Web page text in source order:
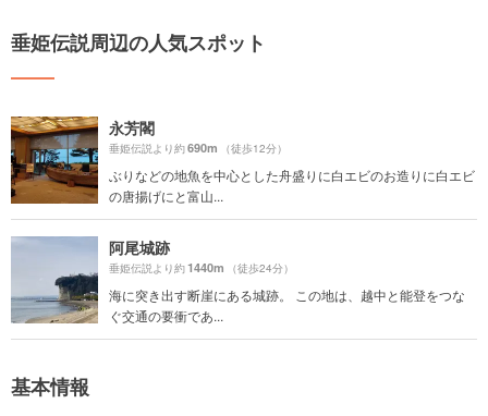
垂姫伝説周辺の人気スポット
永芳閣
垂姫伝説より約690m （徒歩12分）
ぶりなどの地魚を中心とした舟盛りに白エビのお造りに白エビ
の唐揚げにと富山...
阿尾城跡
垂姫伝説より約1440m （徒歩24分）
海に突き出す断崖にある城跡。 この地は、越中と能登をつな
ぐ交通の要衝であ...
基本情報